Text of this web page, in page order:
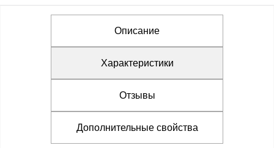
Описание
Характеристики
Отзывы
Дополнительные свойства